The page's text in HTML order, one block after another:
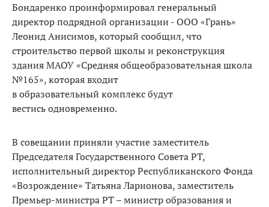
Бондаренко проинформировал генеральный
директор подрядной организации - ООО «Грань»
Леонид Анисимов, который сообщил, что
строительство первой школы и реконструкция
здания МАОУ «Средняя общеобразовательная школа
№165», которая входит
в образовательный комплекс будут
вестись одновременно.
В совещании приняли участие заместитель
Председателя Государственного Совета РТ,
исполнительный директор Республиканского Фонда
«Возрождение» Татьяна Ларионова, заместитель
Премьер-министра РТ – министр образования и